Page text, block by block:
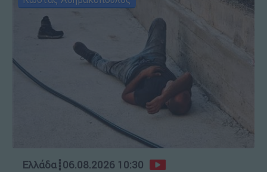
Ελλάδα┋06.08.2026 10:30